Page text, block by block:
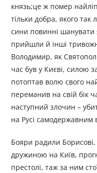
князь;це ж помер
тільки добра, якого
сини повинні
прийшли й інші
Володимир, як
час був у Києві, силою
потоптав волю свого
переманив на свій бік
наступний злочин –
на Русі самодержавним
Бояри радили
дружиною на Київ,
престолі, таж за ним